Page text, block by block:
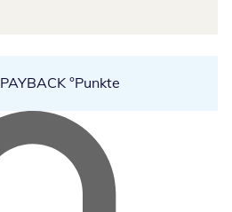
PAYBACK °Punkte